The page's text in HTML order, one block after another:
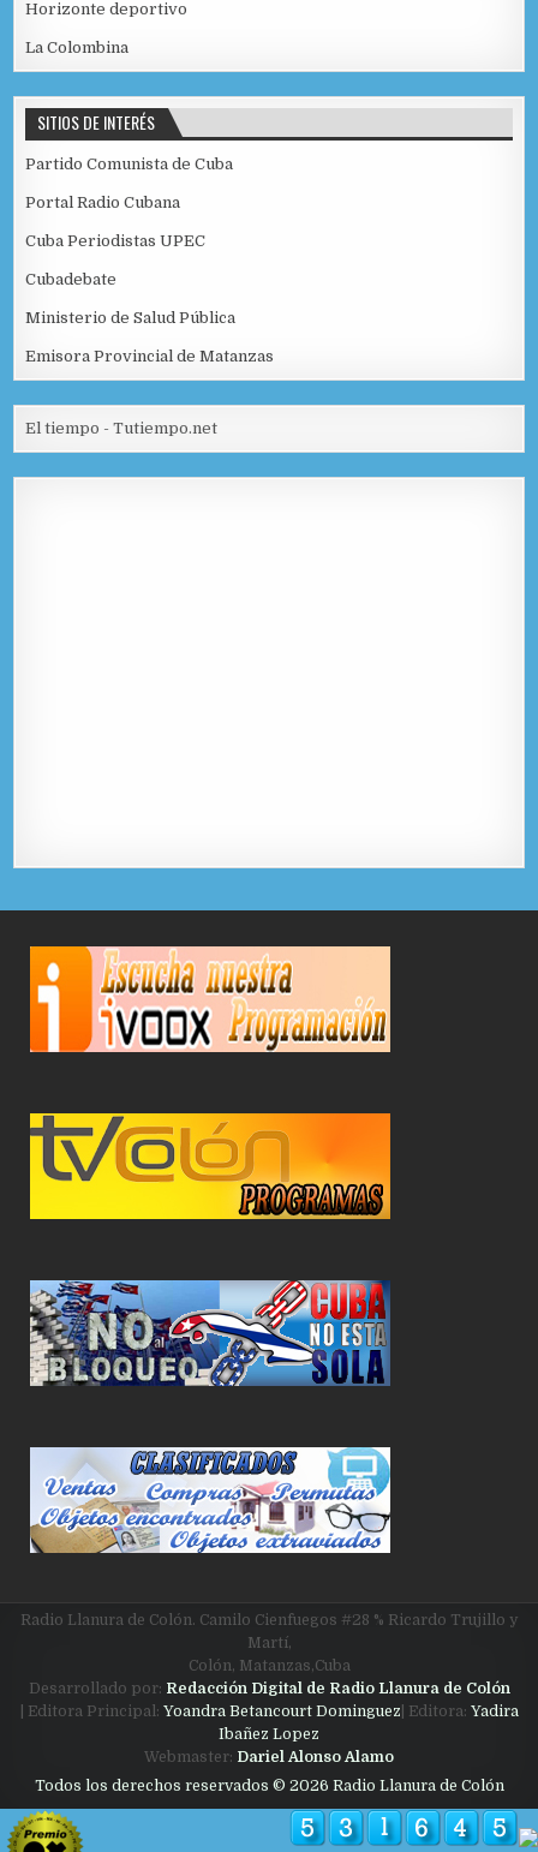
Horizonte deportivo
La Colombina
SITIOS DE INTERÉS
Partido Comunista de Cuba
Portal Radio Cubana
Cuba Periodistas UPEC
Cubadebate
Ministerio de Salud Pública
Emisora Provincial de Matanzas
El tiempo - Tutiempo.net
Radio Llanura de Colón. Camilo Cienfuegos #28 % Ricardo Trujillo y
Martí,
Colón, Matanzas,Cuba
Desarrollado por: Redacción Digital de Radio Llanura de Colón
| Editora Principal: Yoandra Betancourt Dominguez | Editora: Yadira
Ibañez Lopez
Webmaster: Dariel Alonso Alamo
Todos los derechos reservados © 2026 Radio Llanura de Colón